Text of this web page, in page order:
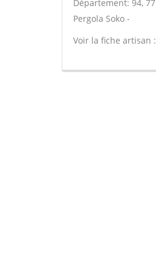
Département: 94, 77
Pergola Soko -
Voir la fiche artisan :